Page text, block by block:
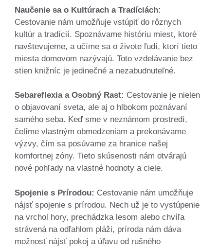
Naučenie sa o Kultúrach a Tradíciách:
Cestovanie nám umožňuje vstúpiť do rôznych
kultúr a tradícií. Spoznávame históriu miest, ktoré
navštevujeme, a učíme sa o živote ľudí, ktorí tieto
miesta domovom nazývajú. Toto vzdelávanie bez
stien knižníc je jedinečné a nezabudnuteľné.
Sebareflexia a Osobný Rast: Cestovanie je nielen
o objavovaní sveta, ale aj o hlbokom poznávaní
samého seba. Keď sme v neznámom prostredí,
čelíme vlastným obmedzeniam a prekonávame
výzvy, čím sa posúvame za hranice našej
komfortnej zóny. Tieto skúsenosti nám otvárajú
nové pohľady na vlastné hodnoty a ciele.
Spojenie s Prírodou: Cestovanie nám umožňuje
nájsť spojenie s prírodou. Nech už je to vystúpenie
na vrchol hory, prechádzka lesom alebo chvíľa
strávená na odľahlom pláži, príroda nám dáva
možnosť nájsť pokoj a úľavu od rušného